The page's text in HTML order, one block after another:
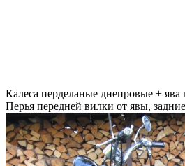
Калеса перделаные днепровые + ява
Перья передней вилки от явы,